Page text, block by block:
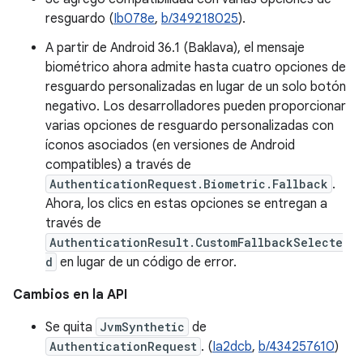
resguardo (Ib078e, b/349218025).
A partir de Android 36.1 (Baklava), el mensaje
biométrico ahora admite hasta cuatro opciones de
resguardo personalizadas en lugar de un solo botón
negativo. Los desarrolladores pueden proporcionar
varias opciones de resguardo personalizadas con
íconos asociados (en versiones de Android
compatibles) a través de
AuthenticationRequest.Biometric.Fallback .
Ahora, los clics en estas opciones se entregan a
través de
AuthenticationResult.CustomFallbackSelecte
d en lugar de un código de error.
Cambios en la API
Se quita JvmSynthetic de
AuthenticationRequest . (Ia2dcb, b/434257610)